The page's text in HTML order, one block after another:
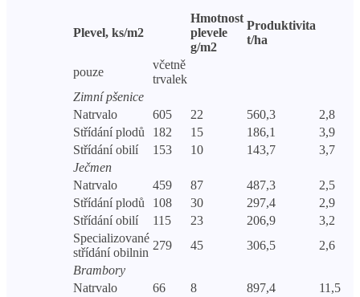
Plevel, ks/m2
Hmotnost
plevele
g/m2
Produktivita
t/ha
pouze
včetně
trvalek
Zimní pšenice
Natrvalo
605 22 560,3
2,8
Střídání plodů
182 15 186,1
3,9
Střídání obilí
153 10 143,7
3,7
Ječmen
Natrvalo
459 87 487,3
2,5
Střídání plodů
108 30 297,4
2,9
Střídání obilí
115 23 206,9
3,2
Specializované
střídání obilnin
279 45 306,5
2,6
Brambory
Natrvalo
66 8 897,4
11,5